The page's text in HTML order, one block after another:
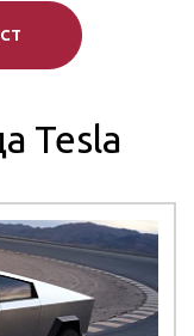
Tesla